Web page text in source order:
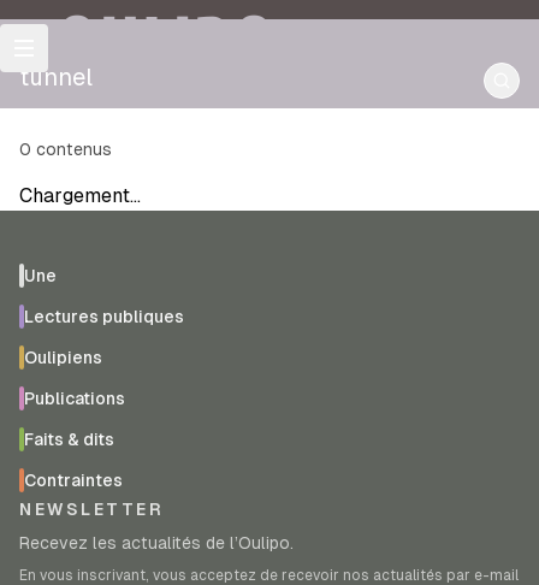
OULIPO
tunnel
0 contenus
Chargement…
Une
Lectures publiques
Oulipiens
Publications
Faits & dits
Contraintes
NEWSLETTER
Recevez les actualités de l’Oulipo.
En vous inscrivant, vous acceptez de recevoir nos actualités par e-mail